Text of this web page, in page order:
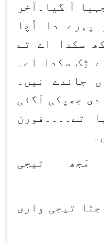
آ گیا۔آخر
پہرے دا اُچا
سکدا اے تے
ٹِک سکدا اے۔
جاندے نیں۔
دی جھپکی آگئی
تے۔۔۔۔فورن
مَجھ تیجی
تیجی واری